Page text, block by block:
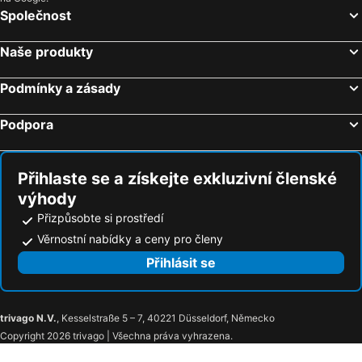
Hotely Katakolo
Hotely Ermioni
Hotely Paralio Astros
Hotely Kourouta
Hotely Melissi
Hotely Neapolis - Lakonia
Hotely Kardamili
Společnost
Naše produkty
Podmínky a zásady
Podpora
Přihlaste se a získejte exkluzivní členské
výhody
Přizpůsobte si prostředí
Věrnostní nabídky a ceny pro členy
Přihlásit se
trivago N.V., Kesselstraße 5 – 7, 40221 Düsseldorf, Německo
Copyright 2026 trivago | Všechna práva vyhrazena.